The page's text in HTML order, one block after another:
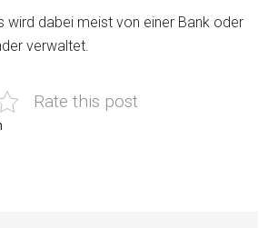
wird dabei meist von einer Bank oder
verwaltet.
Rate this post